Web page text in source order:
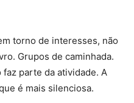
torno de interesses, não
Grupos de caminhada.
parte da atividade. A
é mais silenciosa.